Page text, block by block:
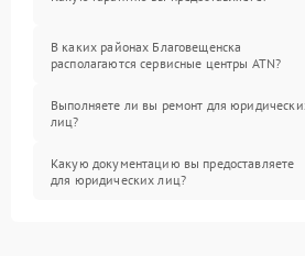
В каких районах Благовещенска
располагаются сервисные центры ATN?
Выполняете ли вы ремонт для
лиц?
Какую документацию вы предоставляете
для юридических лиц?